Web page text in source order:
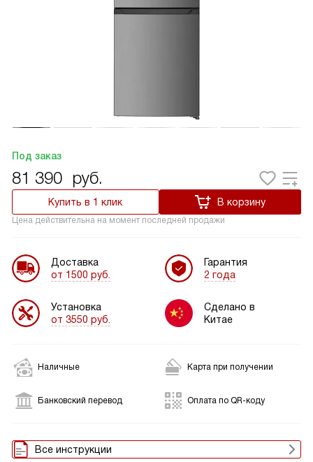
Под заказ
81 390 руб.
Купить в 1 клик В корзину
Цена действительна на момент последней продажи
Доставка
от 1500 руб.
Установка
от 3550 руб.
Гарантия
2 года
Сделано в
Китае
Наличные Карта при получении
Банковский перевод Оплата по QR-коду
Все инструкции